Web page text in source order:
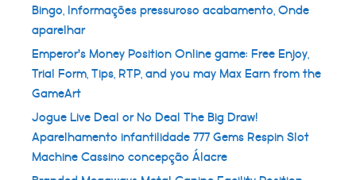
Bingo, Informações pressuroso acabamento, Onde
aparelhar
Emperor’s Money Position Online game: Free Enjoy,
Trial Form, Tips, RTP, and you may Max Earn from the
GameArt
Jogue Live Deal or No Deal The Big Draw!
Aparelhamento infantilidade 777 Gems Respin Slot
Machine Cassino concepção Álacre